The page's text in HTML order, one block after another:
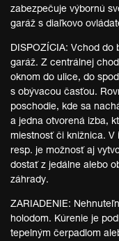
zabezpečuje výbornú
garáž s diaľkovo
DISPOZÍCIA: Vchod do
garáž. Z centrálnej
oknom do ulice, do
s obývacou časťou.
poschodie, kde sa
a jedna otvorená izba,
miestnosť či knižnica. V
resp. je možnosť aj
dostať z jedálne alebo
záhrady.
ZARIADENIE:
holodom. Kúrenie je
tepelným čerpadlom